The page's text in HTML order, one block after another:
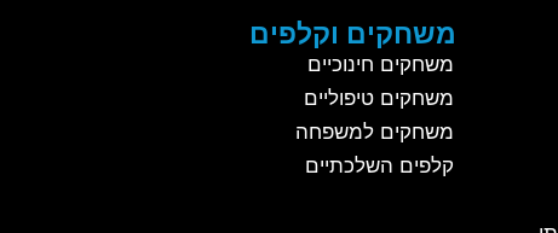
משחקים וקלפים
משחקים חינוכיים
משחקים טיפוליים
משחקים למשפחה
קלפים השלכתיים